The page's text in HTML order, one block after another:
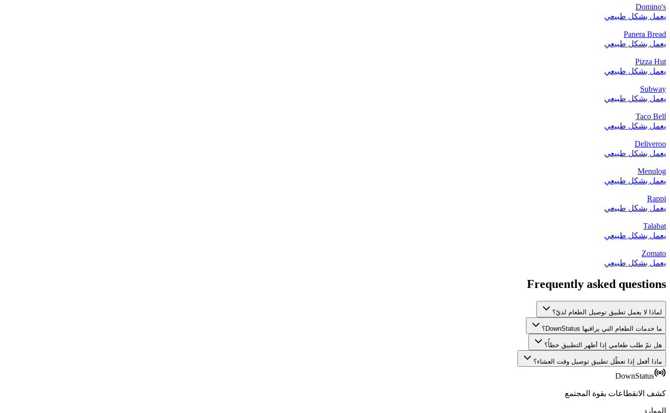
Domino's
يعمل بشكل طبيعي
Panera Bread
يعمل بشكل طبيعي
Pizza Hut
يعمل بشكل طبيعي
Subway
يعمل بشكل طبيعي
Taco Bell
يعمل بشكل طبيعي
Deliveroo
يعمل بشكل طبيعي
Menulog
يعمل بشكل طبيعي
Rappi
يعمل بشكل طبيعي
Talabat
يعمل بشكل طبيعي
Zomato
يعمل بشكل طبيعي
Frequently asked questions
لماذا لا يعمل تطبيق توصيل الطعام لديّ؟
ما خدمات الطعام التي يراقبها DownStatus؟
هل تمّ طلب طعامي إذا أظهر التطبيق خطأً؟
ماذا أفعل إذا تعطّل تطبيق توصيل وقت العشاء؟
DownStatus
كشف الانقطاعات بقوة المجتمع
الموارد